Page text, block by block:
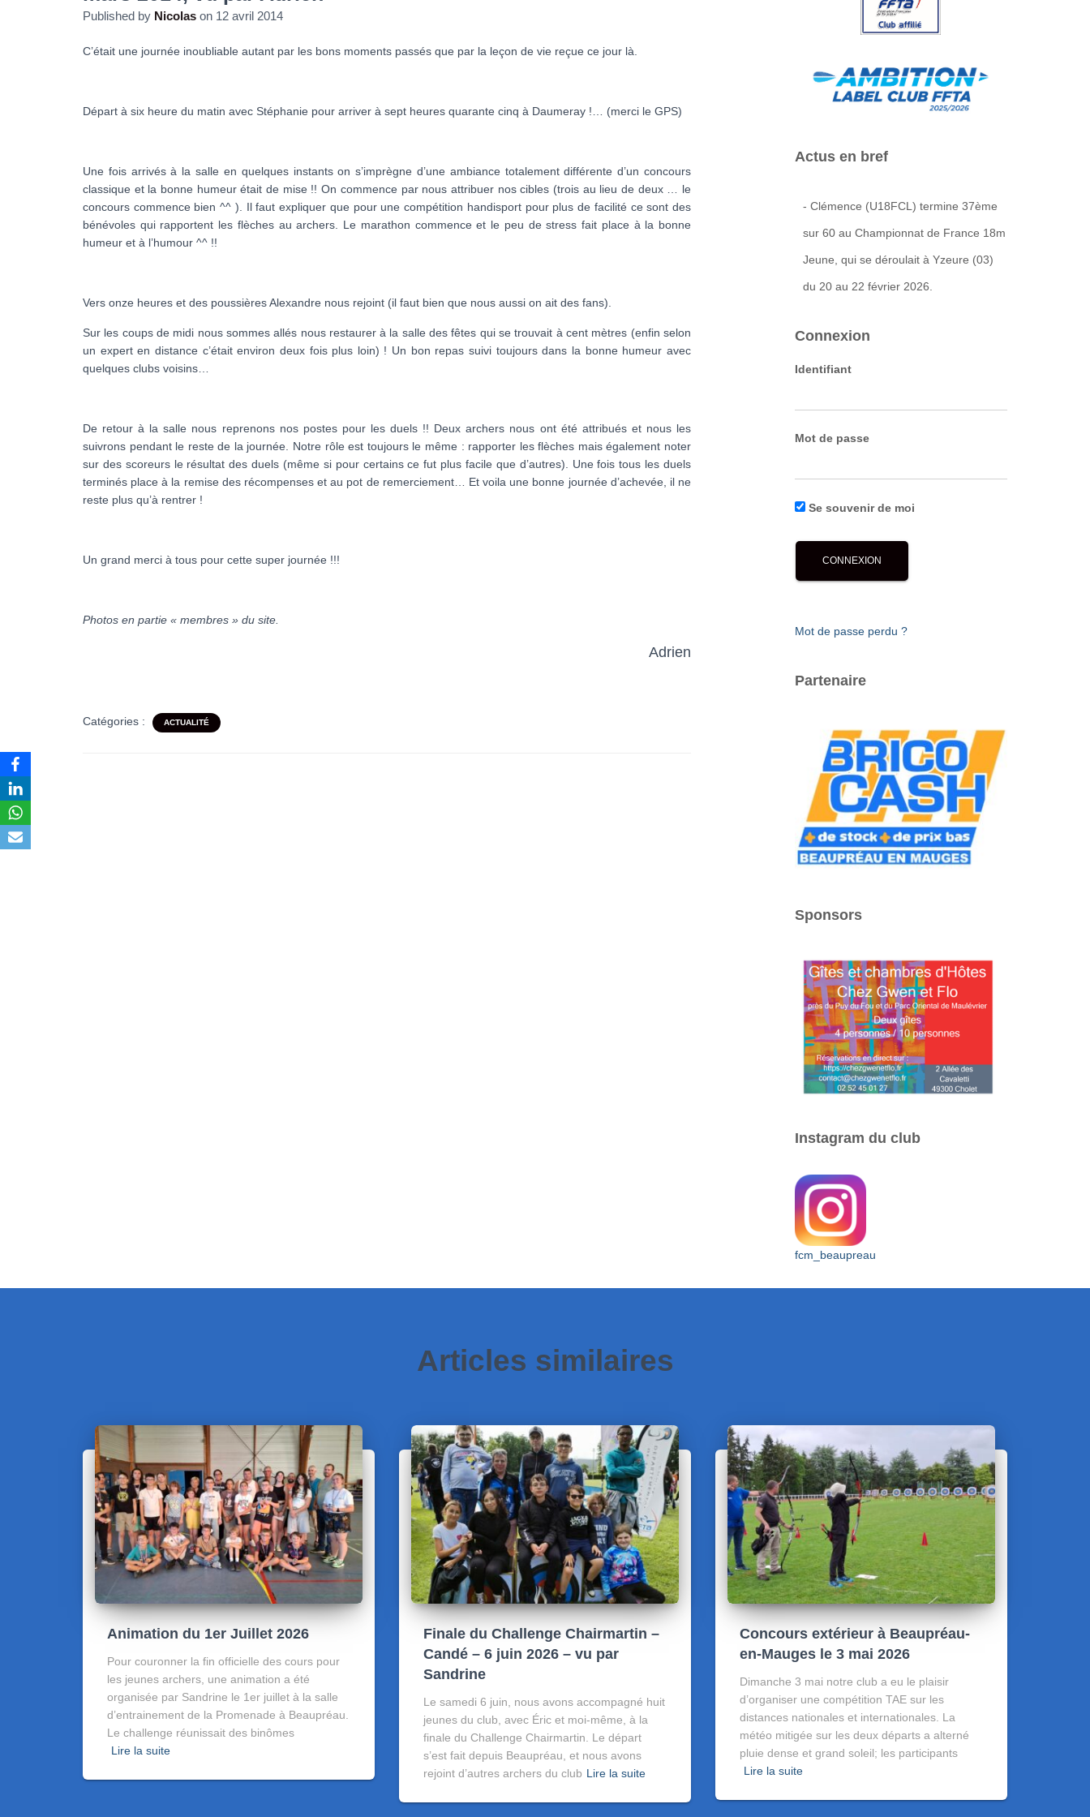
Published by Nicolas on 12 avril 2014
C’était une journée inoubliable autant par les bons moments passés que par la leçon de vie reçue ce jour là.
Départ à six heure du matin avec Stéphanie pour arriver à sept heures quarante cinq à Daumeray !… (merci le GPS)
Une fois arrivés à la salle en quelques instants on s’imprègne d’une ambiance totalement différente d’un concours
classique et la bonne humeur était de mise !! On commence par nous attribuer nos cibles (trois au lieu de deux … le
concours commence bien ^^ ). Il faut expliquer que pour une compétition handisport pour plus de facilité ce sont des
bénévoles qui rapportent les flèches au archers. Le marathon commence et le peu de stress fait place à la bonne
humeur et à l’humour ^^ !!
Vers onze heures et des poussières Alexandre nous rejoint (il faut bien que nous aussi on ait des fans).
Sur les coups de midi nous sommes allés nous restaurer à la salle des fêtes qui se trouvait à cent mètres (enfin selon
un expert en distance c’était environ deux fois plus loin) ! Un bon repas suivi toujours dans la bonne humeur avec
quelques clubs voisins…
De retour à la salle nous reprenons nos postes pour les duels !! Deux archers nous ont été attribués et nous les
suivrons pendant le reste de la journée. Notre rôle est toujours le même : rapporter les flèches mais également noter
sur des scoreurs le résultat des duels (même si pour certains ce fut plus facile que d’autres). Une fois tous les duels
terminés place à la remise des récompenses et au pot de remerciement… Et voila une bonne journée d’achevée, il ne
reste plus qu’à rentrer !
Un grand merci à tous pour cette super journée !!!
Photos en partie « membres » du site.
Adrien
Catégories : ACTUALITÉ
Actus en bref
- Clémence (U18FCL) termine 37ème
sur 60 au Championnat de France 18m
Jeune, qui se déroulait à Yzeure (03)
du 20 au 22 février 2026.
Connexion
Identifiant
Mot de passe
Se souvenir de moi
Mot de passe perdu ?
Partenaire
Sponsors
Instagram du club
fcm_beaupreau
Articles similaires
Animation du 1er Juillet 2026
Pour couronner la fin officielle des cours pour
les jeunes archers, une animation a été
organisée par Sandrine le 1er juillet à la salle
d’entrainement de la Promenade à Beaupréau.
Le challenge réunissait des binômes
Lire la suite
Finale du Challenge Chairmartin –
Candé – 6 juin 2026 – vu par
Sandrine
Le samedi 6 juin, nous avons accompagné huit
jeunes du club, avec Éric et moi-même, à la
finale du Challenge Chairmartin. Le départ
s’est fait depuis Beaupréau, et nous avons
rejoint d’autres archers du club Lire la suite
Concours extérieur à Beaupréau-
en-Mauges le 3 mai 2026
Dimanche 3 mai notre club a eu le plaisir
d’organiser une compétition TAE sur les
distances nationales et internationales. La
météo mitigée sur les deux départs a alterné
pluie dense et grand soleil; les participants
Lire la suite